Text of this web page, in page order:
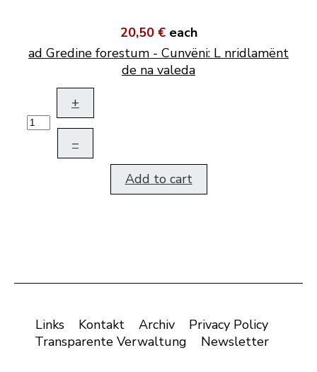
20,50 € each
ad Gredine forestum - Cunvëni: L nridlamënt
de na valeda
+
–
Add to cart
Links Kontakt Archiv
Privacy Policy
Transparente Verwaltung
Newsletter